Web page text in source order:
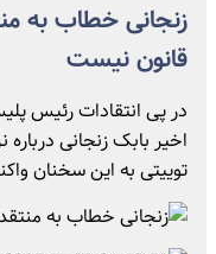
زنجانی خطاب به
قانون نیست
در پی انتقادات رئیس
اخیر بابک زنجانی
توییتی به این سخنان